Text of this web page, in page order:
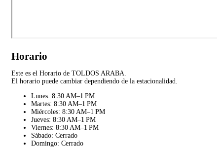
Horario
Este es el Horario de TOLDOS ARABA.
El horario puede cambiar dependiendo de la estacionalidad.
Lunes: 8:30 AM–1 PM
Martes: 8:30 AM–1 PM
Miércoles: 8:30 AM–1 PM
Jueves: 8:30 AM–1 PM
Viernes: 8:30 AM–1 PM
Sábado: Cerrado
Domingo: Cerrado